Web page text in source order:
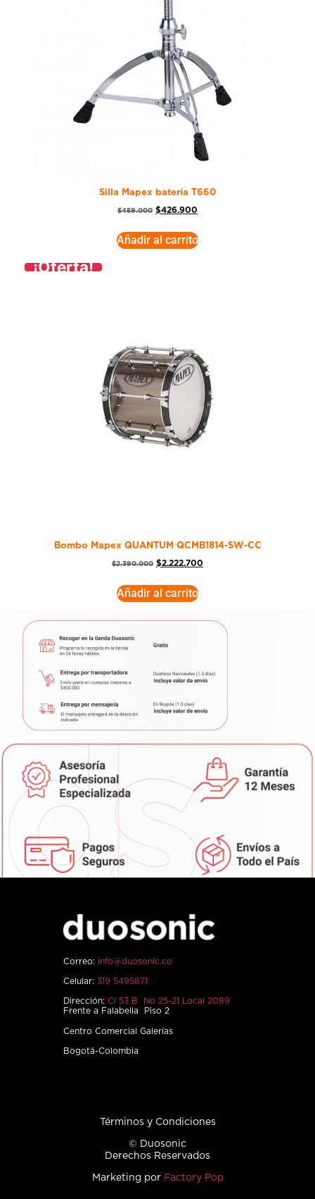
Silla Mapex batería T660
$459.000 $426.900
Añadir al carrito
¡Oferta!
Bombo Mapex QUANTUM QCMB1814-SW-CC
$2.390.000 $2.222.700
Añadir al carrito
Correo: info@duosonic.co
Celular: 319 5495871
Dirección: Cl 53 B No 25-21 Local 2089
Frente a Falabella Piso 2
Centro Comercial Galerías
Bogotá-Colombia
Términos y Condiciones
© Duosonic
Derechos Reservados
Marketing por Factory Pop